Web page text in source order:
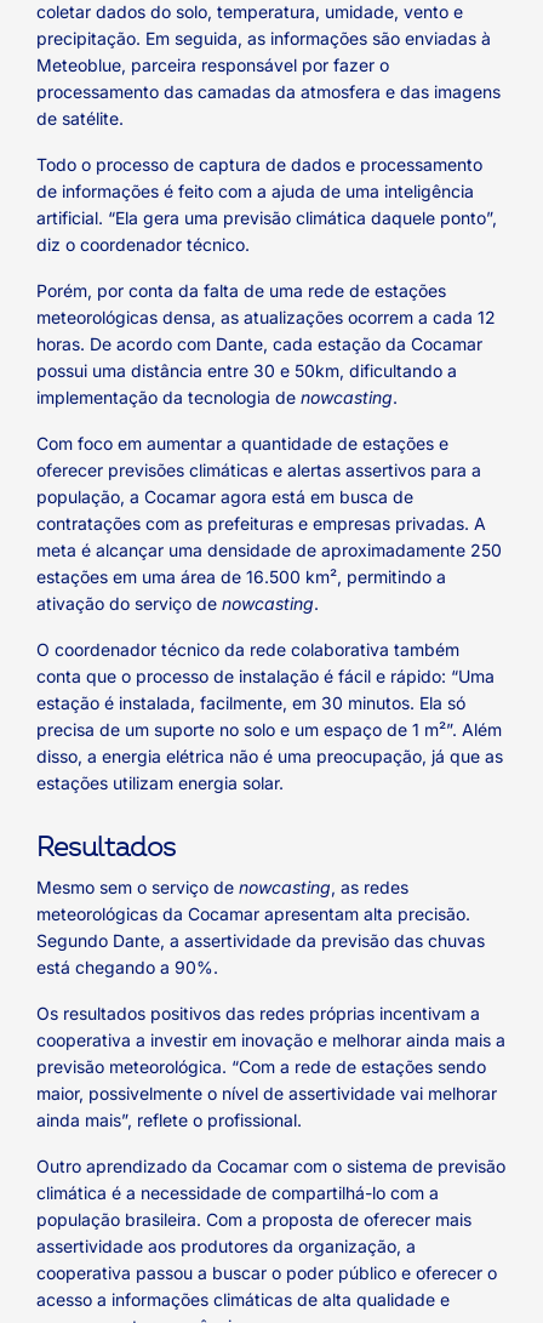
coletar dados do solo, temperatura, umidade, vento e
precipitação. Em seguida, as informações são enviadas à
Meteoblue, parceira responsável por fazer o
processamento das camadas da atmosfera e das imagens
de satélite.
Todo o processo de captura de dados e processamento
de informações é feito com a ajuda de uma inteligência
artificial. “Ela gera uma previsão climática daquele ponto”,
diz o coordenador técnico.
Porém, por conta da falta de uma rede de estações
meteorológicas densa, as atualizações ocorrem a cada 12
horas. De acordo com Dante, cada estação da Cocamar
possui uma distância entre 30 e 50km, dificultando a
implementação da tecnologia de nowcasting.
Com foco em aumentar a quantidade de estações e
oferecer previsões climáticas e alertas assertivos para a
população, a Cocamar agora está em busca de
contratações com as prefeituras e empresas privadas. A
meta é alcançar uma densidade de aproximadamente 250
estações em uma área de 16.500 km², permitindo a
ativação do serviço de nowcasting.
O coordenador técnico da rede colaborativa também
conta que o processo de instalação é fácil e rápido: “Uma
estação é instalada, facilmente, em 30 minutos. Ela só
precisa de um suporte no solo e um espaço de 1 m²”. Além
disso, a energia elétrica não é uma preocupação, já que as
estações utilizam energia solar.
Resultados
Mesmo sem o serviço de nowcasting, as redes
meteorológicas da Cocamar apresentam alta precisão.
Segundo Dante, a assertividade da previsão das chuvas
está chegando a 90%.
Os resultados positivos das redes próprias incentivam a
cooperativa a investir em inovação e melhorar ainda mais a
previsão meteorológica. “Com a rede de estações sendo
maior, possivelmente o nível de assertividade vai melhorar
ainda mais”, reflete o profissional.
Outro aprendizado da Cocamar com o sistema de previsão
climática é a necessidade de compartilhá-lo com a
população brasileira. Com a proposta de oferecer mais
assertividade aos produtores da organização, a
cooperativa passou a buscar o poder público e oferecer o
acesso a informações climáticas de alta qualidade e